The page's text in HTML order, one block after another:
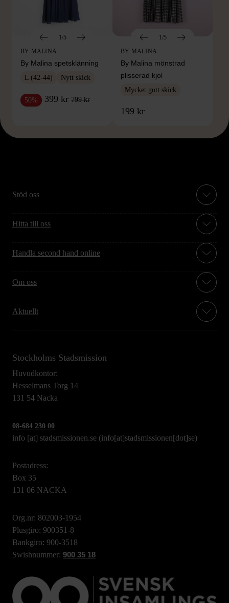
1/5
BY MALINA
By Malina spetsklänning
L (42-44) Nytt skick
50% 399 kr 799 kr
1/5
BY MALINA
By Malina mönstrad
plisserad kjol
Mycket gott skick
199 kr
Stöd oss
Hitta till oss
Handla second hand online
Om oss
Aktuellt
Stockholms Stadsmission
Huvudkontor:
Hesselmans Torg 14
131 54 Nacka
08-684 230 00
info [at] stadsmissionen.se (info[at]stadsmissionen[dot]se)
Postadress:
Box 35
131 06 NACKA
Org.nr: 802003-1954
Plusgiro: 900351-8
Bankgiro: 900-3518
Swishnummer: 900 35 18